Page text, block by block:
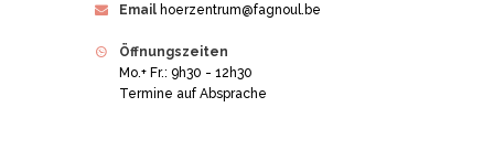
Email hoerzentrum@fagnoul.be
Öffnungszeiten
Mo.+ Fr.: 9h30 - 12h30
Termine auf Absprache